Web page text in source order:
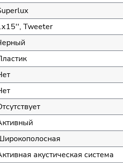
Tweeter
акустическая система